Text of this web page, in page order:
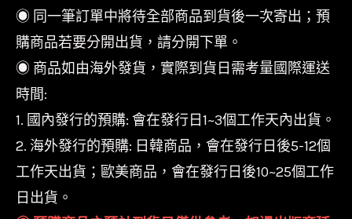
◉ 同一筆訂單中將待全部商品到貨後一次寄出；預
購商品若要分開出貨，請分開下單。
◉ 商品如由海外發貨，實際到貨日需考量國際運送
時間:
1. 國內發行的預購: 會在發行日1~3個工作天內出貨。
2. 海外發行的預購: 日韓商品，會在發行日後5-12個
工作天出貨；歐美商品，會在發行日後10~25個工作
日出貨。